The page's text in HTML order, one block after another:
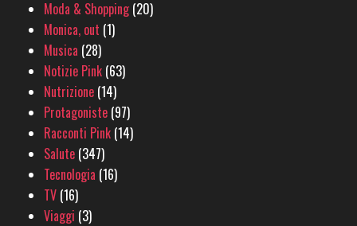
Moda & Shopping(20)
Monica, out (1)
Musica (28)
Notizie Pink (63)
Nutrizione (14)
Protagoniste (97)
Racconti Pink (14)
Salute (347)
Tecnologia (16)
TV (16)
Viaggi (3)